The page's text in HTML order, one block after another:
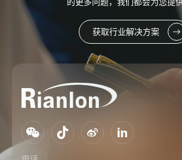
获取行业解决方案